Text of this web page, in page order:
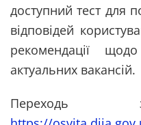
доступний тест для
відповідей
рекомендації
актуальних вакансій.
Переходь